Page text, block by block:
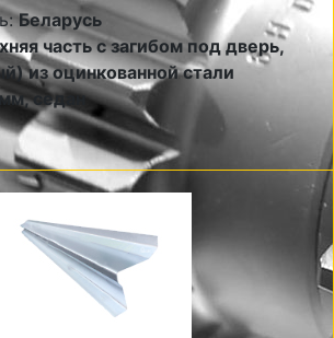
Беларусь
часть с загибом под дверь,
из оцинкованной стали
седан